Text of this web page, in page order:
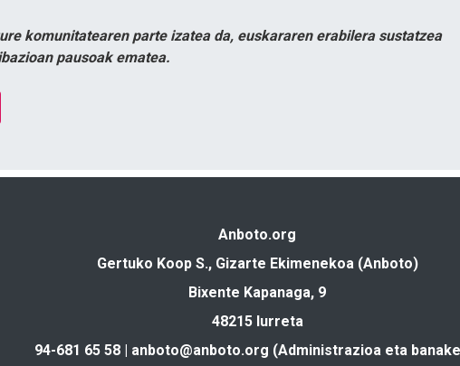
komunitatearen parte izatea da, euskararen erabilera sustatzea
pausoak ematea.
Anboto.org
Gertuko Koop S., Gizarte Ekimenekoa (Anboto)
Bixente Kapanaga, 9
48215 Iurreta
94-681 65 58 | anboto@anboto.org (Administrazioa eta